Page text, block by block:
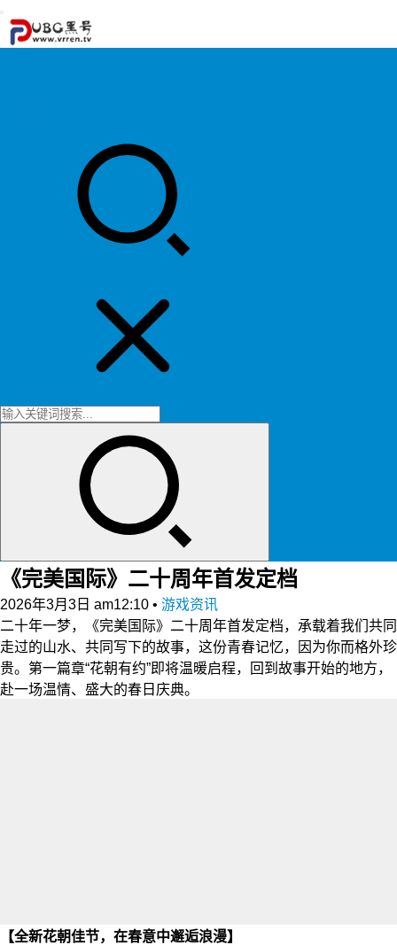
《完美国际》二十周年首发定档
2026年3月3日 am12:10 • 游戏资讯
二十年一梦，《完美国际》二十周年首发定档，承载着我们共同
走过的山水、共同写下的故事，这份青春记忆，因为你而格外珍
贵。第一篇章“花朝有约”即将温暖启程，回到故事开始的地方，
赴一场温情、盛大的春日庆典。
【全新花朝佳节，在春意中邂逅浪漫】